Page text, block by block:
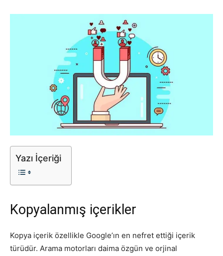
Tasarım,
UI/UX
Yazı İçeriği
Kopyalanmış içerikler
Kopya içerik özellikle Google’ın en nefret ettiği içerik
türüdür. Arama motorları daima özgün ve orjinal